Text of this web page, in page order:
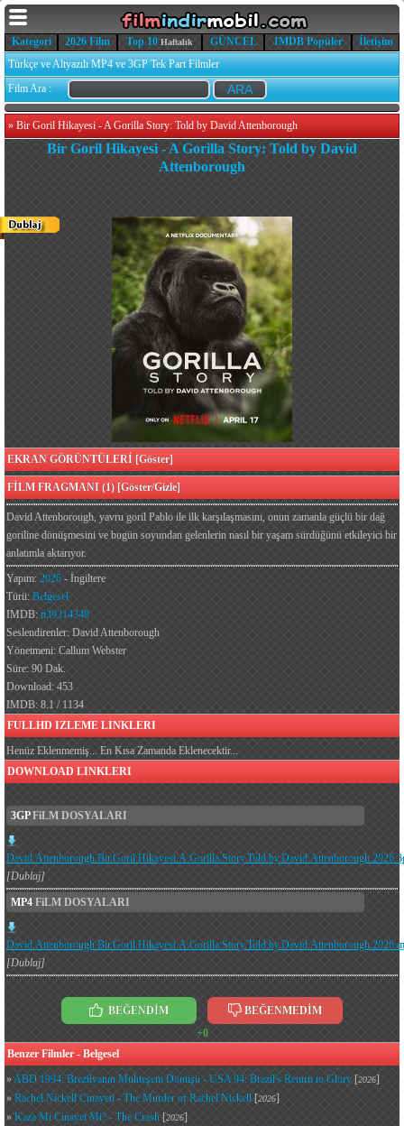
Kategori 2026 Film Top 10 Haftalık GÜNCEL IMDB Popüler
İletişim
Türkçe ve Altyazılı MP4 ve 3GP Tek Part Filmler
Film Ara :
» Bir Goril Hikayesi - A Gorilla Story: Told by David Attenborough
Bir Goril Hikayesi - A Gorilla Story: Told by David
Attenborough
EKRAN GÖRÜNTÜLERİ [Göster]
FİLM FRAGMANI (1) [Göster/Gizle]
David Attenborough, yavru goril Pablo ile ilk karşılaşmasını, onun zamanla güçlü bir dağ
goriline dönüşmesini ve bugün soyundan gelenlerin nasıl bir yaşam sürdüğünü etkileyici bir
anlatımla aktarıyor.
Yapım: 2026 - İngiltere
Türü: Belgesel
IMDB: tt39314348
Seslendirenler: David Attenborough
Yönetmeni: Callum Webster
Süre: 90 Dak.
Download: 453
IMDB: 8.1 / 1134
FULLHD IZLEME LINKLERI
Henüz Eklenmemiş... En Kısa Zamanda Eklenecektir...
DOWNLOAD LINKLERI
3GPFiLM DOSYALARI
[Dublaj]
MP4 FiLM DOSYALARI
[Dublaj]
BEĞENDİM
BEĞENMEDİM
+0
Benzer Filmler - Belgesel
»ABD 1994: Brezilyanın Muhteşem Dönüşü - USA 94: Brazil's Return to Glory [2026]
» Rachel Nickell Cinayeti - The Murder of Rachel Nickell [2026]
» Kaza Mı Cinayet Mi? - The Crash [2026]